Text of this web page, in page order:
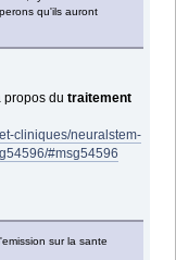
qu'ils auront
propos dutraitement
cliniques/neuralstem-
#msg54596
sur la sante